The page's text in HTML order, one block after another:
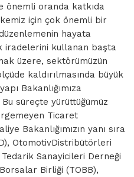
önemli oranda katkıda
için çok önemli bir
hayata
iradelerini kullanan başta
üzere, sektörümüzün
kaldırılmasında büyük
Bakanlığımıza
süreçte yürüttüğümüz
Ticaret
Bakanlığımızın yanı sıra
OtomotivDistribütörleri
Tedarik Sanayicileri Derneği
Birliği (TOBB),